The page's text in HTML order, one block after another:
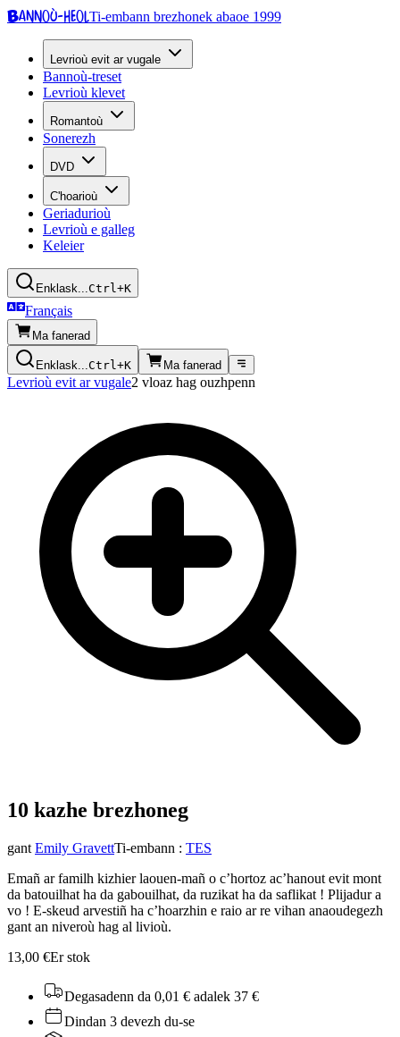
Bannoù-heolTi-embann brezhonek abaoe 1999
Levrioù evit ar vugale
Bannoù-treset
Levrioù klevet
Romantoù
Sonerezh
DVD
C'hoarioù
Geriadurioù
Levrioù e galleg
Keleier
Enklask...Ctrl+K
Français
Ma fanerad
Enklask...Ctrl+K Ma fanerad
Levrioù evit ar vugale2 vloaz hag ouzhpenn
10 kazhe brezhoneg
gant Emily GravettTi-embann : TES
Emañ ar familh kizhier laouen-mañ o c’hortoz ac’hanout evit mont
da batouilhat ha da gabouilhat, da ruzikat ha da saflikat ! Plijadur a
vo ! E-skeud arvestiñ ha c’hoarzhin e raio ar re vihan anaoudegezh
gant an niveroù hag al livioù.
13,00 €Er stok
Degasadenn da 0,01 € adalek 37 €
Dindan 3 devezh du-se